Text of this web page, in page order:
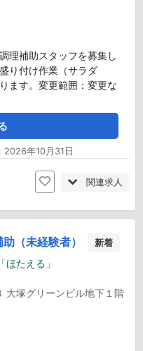
理補助スタッフを募集し
り付け作業（サラダ
ます。変更範囲：変更な
年10月31日
関連求人
（未経験者） 新着
たえる」
大塚グリーンビル地下１階